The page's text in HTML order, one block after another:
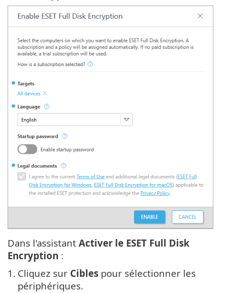
Dans l'assistant Activer le ESET Full Disk
Encryption :
1. Cliquez sur Cibles pour sélectionner les
périphériques.